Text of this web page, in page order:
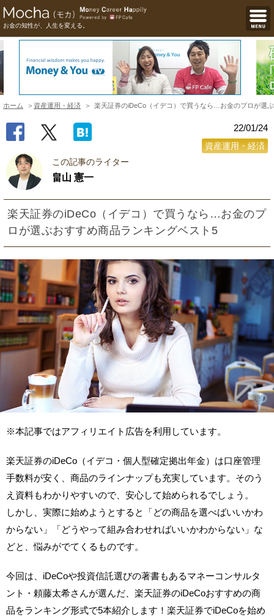
お金の知性が、人生を変える。
ホーム 資産運用・経済 楽天証券のiDeCo（イデコ）で買うなら…お金のプロが選
22/01/24
資産運用・経済
この記事のライター
畠山 憲一
楽天証券のiDeCo（イデコ）で買うなら…お金のプ
ロが選ぶおすすめ商品ランキングベスト5
※本記事ではアフィリエイト広告を利用しています。
楽天証券のiDeCo（イデコ・個人型確定拠出年金）は口座管理
手数料が安く、商品のラインナップも充実しています。そのう
え資料もわかりやすいので、安心して始められるでしょう。
しかし、実際に始めようとすると「どの商品を選べばいいかわ
からない」「どうやって組み合わせればいいかわからない」な
どと、悩みがでてくるものです。
今回は、iDeCoや投資信託選びの著書もあるマネーコンサルタ
ント・頼藤太希さんが選んだ、楽天証券のiDeCoおすすめの商
品をランキング形式で5本紹介します！楽天証券でiDeCoを始め